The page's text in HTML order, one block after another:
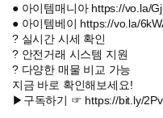
● 아이템매니아 https://vo.la/
● 아이템베이 https://vo.la/
? 실시간 시세 확인
? 안전거래 시스템 지원
? 다양한 매물 비교 가능
지금 바로 확인해보세요!
▶구독하기 ☞ https://bit.ly/